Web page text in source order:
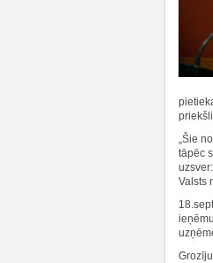
„Šie
tāpēc
Valsts